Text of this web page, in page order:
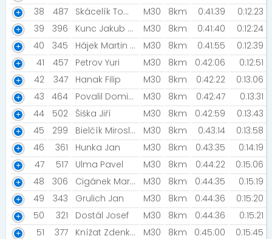
38
487 Skácelík Tomáš M30 8km 0:41:39
0:12:23
39
396 Kunc Jakub [FC Barcelona] M30 8km 0:41:40
0:12:24
40
345 Hájek Martin [Kolárna Olomouc] M30 8km 0:41:55
0:12:39
41
457 Petrov Yuri M30 8km 0:42:06
0:12:51
42
347 Hanak Filip M30 8km 0:42:22
0:13:06
43
464 Povalil Dominik M30 8km 0:42:47
0:13:31
44
502 Šiška Jiří M30 8km 0:42:59
0:13:43
45
299 Bielčík Miroslav M30 8km 0:43:14
0:13:58
46
361 Hunka Jan M30 8km 0:43:35
0:14:19
47
517 Ulma Pavel M30 8km 0:44:22
0:15:06
48
306 Cigánek Martin [Running academy Olomouc] M30 8km 0:44:35
0:15:19
49
343 Grulich Jan M30 8km 0:44:36
0:15:20
50
321 Dostál Josef M30 8km 0:44:36
0:15:21
51
377 Knížat Zdenko [Malokarpaťáci] M30 8km 0:45:00
0:15:45